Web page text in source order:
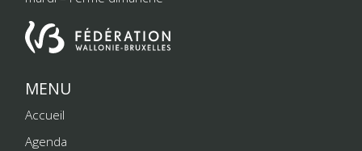
MENU
Accueil
Agenda